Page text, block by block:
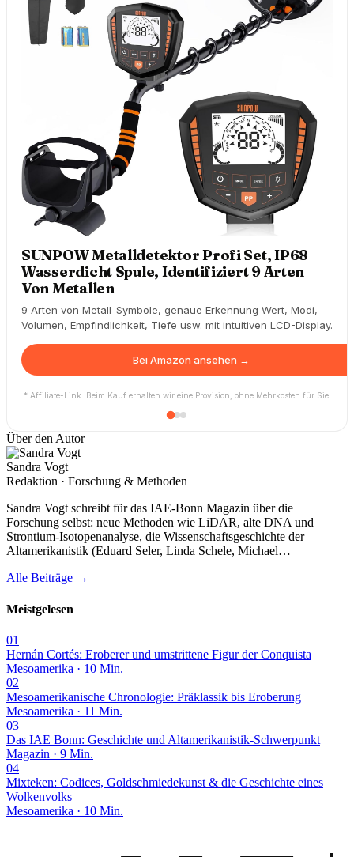
SUNPOW Metalldetektor Profi Set, IP68
Wasserdicht Spule, Identifiziert 9 Arten
Von Metallen
9 Arten von Metall-Symbole, genaue Erkennung Wert, Modi,
Volumen, Empfindlichkeit, Tiefe usw. mit intuitiven LCD-Display.
Bei Amazon ansehen →
* Affiliate-Link. Beim Kauf erhalten wir eine Provision, ohne Mehrkosten für Sie.
Über den Autor
Sandra Vogt
Redaktion · Forschung & Methoden
Sandra Vogt schreibt für das IAE-Bonn Magazin über die
Forschung selbst: neue Methoden wie LiDAR, alte DNA und
Strontium-Isotopenanalyse, die Wissenschaftsgeschichte der
Altamerikanistik (Eduard Seler, Linda Schele, Michael…
Alle Beiträge →
Meistgelesen
01
Hernán Cortés: Eroberer und umstrittene Figur der Conquista
Mesoamerika · 10 Min.
02
Mesoamerikanische Chronologie: Präklassik bis Eroberung
Mesoamerika · 11 Min.
03
Das IAE Bonn: Geschichte und Altamerikanistik-Schwerpunkt
Magazin · 9 Min.
04
Mixteken: Codices, Goldschmiedekunst & die Geschichte eines
Wolkenvolks
Mesoamerika · 10 Min.